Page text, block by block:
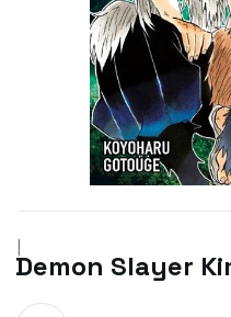
|
Demon Slayer